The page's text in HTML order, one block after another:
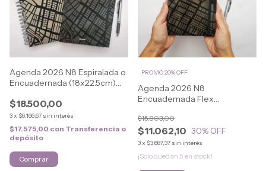
Agenda 2026 N8 Espiralada o
Encuadernada (18x22.5cm)
$18.500,00
3x $6.166,67 sin interés
$17.575,00 con Transferencia o
depósito
Comprar
Agenda 2026 N8
Encuadernada Flex
$11.062,10
$15.803,00
30% OFF
3x $3.687,37 sin interés
PROMO 20% OFF
¡Solo quedan 5 en stock!